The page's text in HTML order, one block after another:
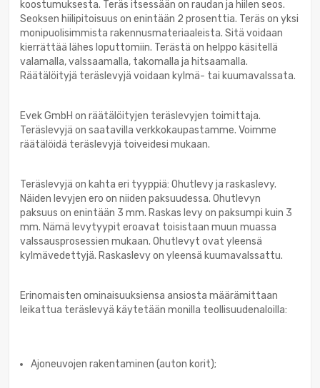
koostumuksesta. Teräs itsessään on raudan ja hiilen seos.
Seoksen hiilipitoisuus on enintään 2 prosenttia. Teräs on yksi
monipuolisimmista rakennusmateriaaleista. Sitä voidaan
kierrättää lähes loputtomiin. Terästä on helppo käsitellä
valamalla, valssaamalla, takomalla ja hitsaamalla.
Räätälöityjä teräslevyjä voidaan kylmä- tai kuumavalssata.
Evek GmbH on räätälöityjen teräslevyjen toimittaja.
Teräslevyjä on saatavilla verkkokaupastamme. Voimme
räätälöidä teräslevyjä toiveidesi mukaan.
Teräslevyjä on kahta eri tyyppiä: Ohutlevy ja raskaslevy.
Näiden levyjen ero on niiden paksuudessa. Ohutlevyn
paksuus on enintään 3 mm. Raskas levy on paksumpi kuin 3
mm. Nämä levytyypit eroavat toisistaan muun muassa
valssausprosessien mukaan. Ohutlevyt ovat yleensä
kylmävedettyjä. Raskaslevy on yleensä kuumavalssattu.
Erinomaisten ominaisuuksiensa ansiosta määrämittaan
leikattua teräslevyä käytetään monilla teollisuudenaloilla:
Ajoneuvojen rakentaminen (auton korit);